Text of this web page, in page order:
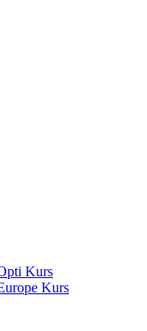
Kurs
Kurs